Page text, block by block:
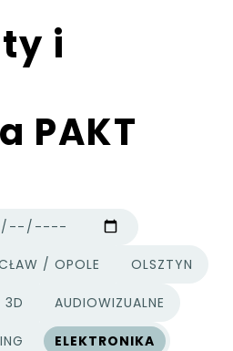
i
PAKT
/ OPOLE OLSZTYN
3D AUDIOWIZUALNE
ELEKTRONIKA